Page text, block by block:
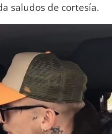
saludos de cortesía.